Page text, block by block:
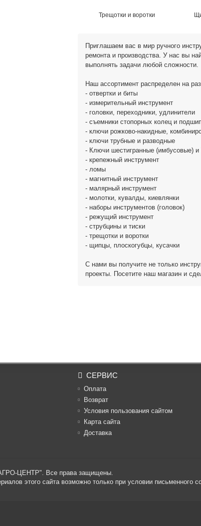
Трещотки и воротки
Приглашаем вас в мир ручного
ремонта и производства. У нас вы
выполнять задачи любой сложности.
Наш ассортимент распределен на
- отвертки и биты
- измерительный инструмент
- головки, переходники, удлинители
- съемники стопорных колец и
- ключи рожково-накидные,
- ключи трубные и разводные
- Ключи шестигранные (имбусовые) и
- крепежный инструмент
- ломы
- магнитный инструмент
- малярный инструмент
- молотки, кувалды, киевлянки
- наборы инструментов (головок)
- режущий инструмент
- струбцины и тиски
- трещотки и воротки
- щипцы, плоскогубцы, кусачки
С нами вы получите не только
проекты. Посетите наш магазин и
СЕРВИС
Оплата
Возврат
Условия пользования сайтом
Карта сайта
Доставка
ЦЕНТР". Все права защищены.
этого сайта возможно только при условии